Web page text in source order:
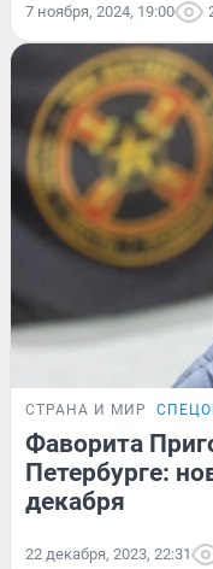
7 ноября, 2024, 19:00
СТРАНА И МИР
Фаворита
Петербурге:
декабря
22 декабря, 2023, 22:31